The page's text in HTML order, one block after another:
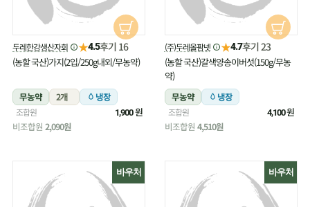
두레한강생산자회 ★4.5후기 16
(농할 국산)가지(2입/250g내외/무농약)
무농약 2개 냉장
조합원 1,900원
비조합원 2,090원
(주)두레올팜넷 ★4.7후기 23
(농할 국산)갈색양송이버섯(150g/무농
약)
무농약
냉장
조합원 4,100원
비조합원 4,510원
바우처 바우처